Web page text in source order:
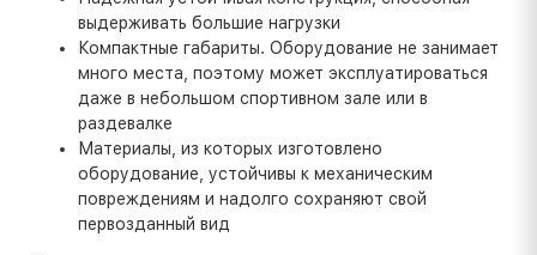
выдерживать большие нагрузки
Компактные габариты. Оборудование не занимает
много места, поэтому может эксплуатироваться
даже в небольшом спортивном зале или в
раздевалке
Материалы, из которых изготовлено
оборудование, устойчивы к механическим
повреждениям и надолго сохраняют свой
первозданный вид